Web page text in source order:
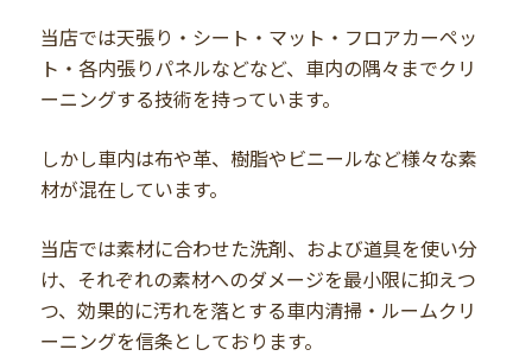
当店では天張り・シート・マット・フロアカーペッ
ト・各内張りパネルなどなど、車内の隅々までクリ
ーニングする技術を持っています。
しかし車内は布や革、樹脂やビニールなど様々な素
材が混在しています。
当店では素材に合わせた洗剤、および道具を使い分
け、それぞれの素材へのダメージを最小限に抑えつ
つ、効果的に汚れを落とする車内清掃・ルームクリ
ーニングを信条としております。